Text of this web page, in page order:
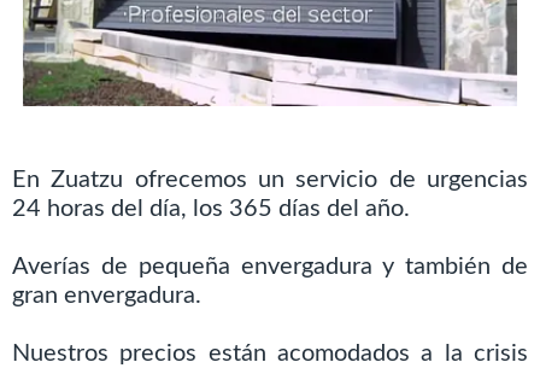
En Zuatzu ofrecemos un servicio de urgencias
24 horas del día, los 365 días del año.
Averías de pequeña envergadura y también de
gran envergadura.
Nuestros precios están acomodados a la crisis